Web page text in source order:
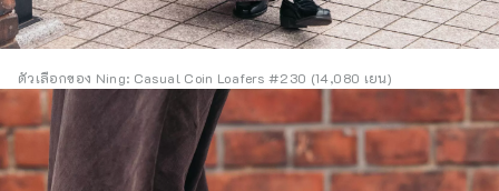
ตัวเลือกของ Ning: Casual Coin Loafers #230 (14,080 เยน)